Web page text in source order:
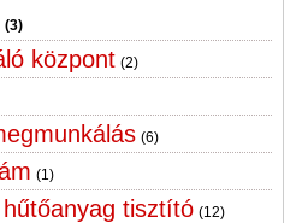
(3)
központ (2)
(6)
(1)
tisztító (12)